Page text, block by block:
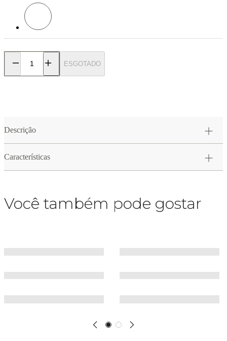
Cor: Cinza Brita
ESGOTADO
Descrição
Características
Você também pode gostar